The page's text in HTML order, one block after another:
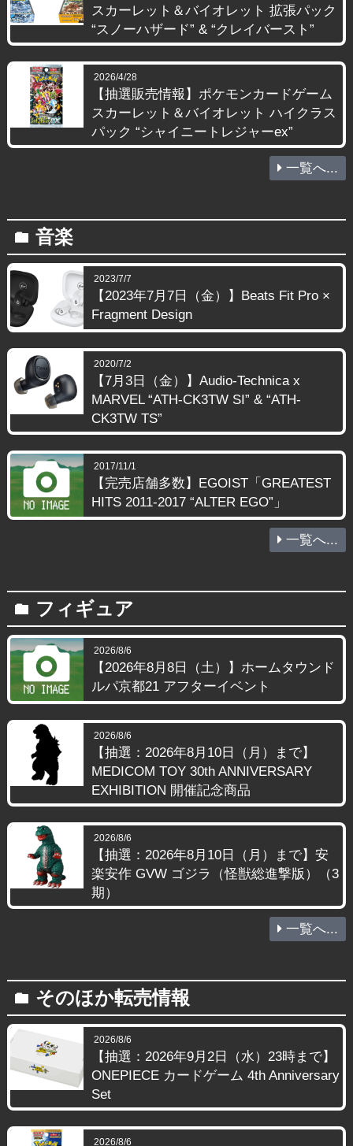
スカーレット＆バイオレット 拡張パック
“スノーハザード” & “クレイバースト”
2026/4/28
【抽選販売情報】ポケモンカードゲーム
スカーレット＆バイオレット ハイクラス
パック “シャイニートレジャーex”
一覧へ...
folder 音楽
2023/7/7
【2023年7月7日（金）】Beats Fit Pro ×
Fragment Design
2020/7/2
【7月3日（金）】Audio-Technica x
MARVEL “ATH-CK3TW SI” & “ATH-
CK3TW TS”
2017/11/1
【完売店舗多数】EGOIST「GREATEST
HITS 2011-2017 “ALTER EGO”」
一覧へ...
folder フィギュア
2026/8/6
【2026年8月8日（土）】ホームタウンド
ルパ京都21 アフターイベント
2026/8/6
【抽選：2026年8月10日（月）まで】
MEDICOM TOY 30th ANNIVERSARY
EXHIBITION 開催記念商品
2026/8/6
【抽選：2026年8月10日（月）まで】安
楽安作 GVW ゴジラ（怪獣総進撃版）（3
期）
一覧へ...
folder そのほか転売情報
2026/8/6
【抽選：2026年9月2日（水）23時まで】
ONEPIECE カードゲーム 4th Anniversary
Set
2026/8/6